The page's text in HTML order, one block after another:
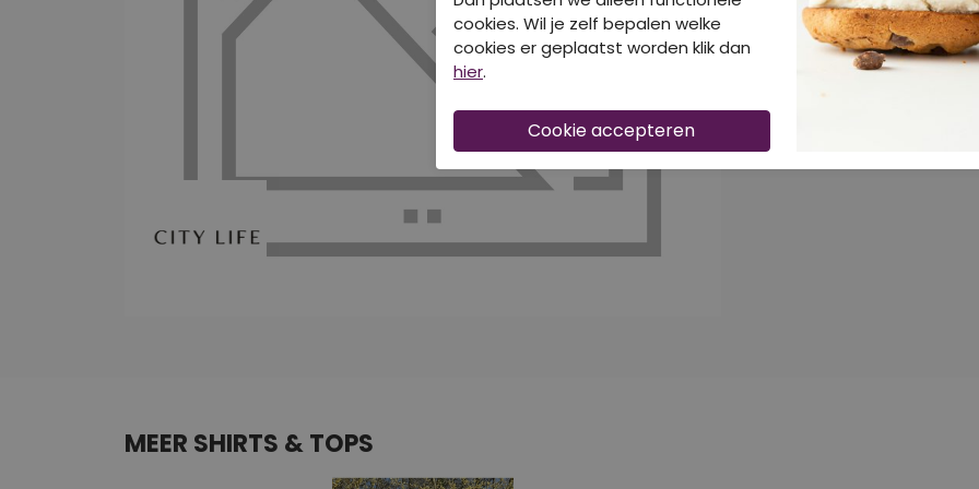
40% korting
CITYLIFE TRUIEN
Truien
MEER SHIRTS & TOPS
cookies. Wil je zelf bepalen welke
cookies er geplaatst worden klik dan
hier.